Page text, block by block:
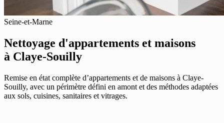
Seine-et-Marne
Nettoyage d'appartements et maisons
à Claye-Souilly
Remise en état complète d’appartements et de maisons à Claye-
Souilly, avec un périmètre défini en amont et des méthodes adaptées
aux sols, cuisines, sanitaires et vitrages.